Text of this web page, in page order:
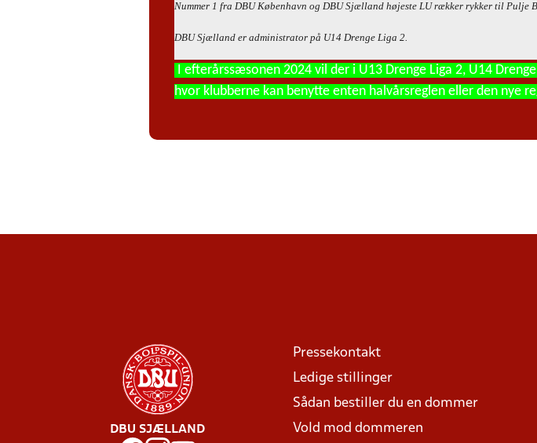
Nummer 1 fra DBU København og DBU Sjælland højeste LU rækker rykker til Pulje
DBU Sjælland er administrator på U14 Drenge Liga 2.
I efterårssæsonen 2024 vil der i U13 Drenge Liga 2, U14
hvor klubberne kan benytte enten halvårsreglen eller den nye
DBU SJÆLLAND
Pressekontakt
Ledige stillinger
Sådan bestiller du en dommer
Vold mod dommeren